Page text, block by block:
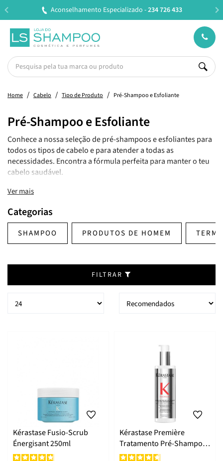
- 234 726 433 Entregas em 24H úteis. Oferta
Home Cabelo Tipo de Produto Pré-Shampoo e Esfoliante
Pré-Shampoo e Esfoliante
Conhece a nossa seleção de pré-shampoos e esfoliantes para
todos os tipos de cabelo e para atender a todas as
necessidades. Encontra a fórmula perfeita para manter o teu
cabelo saudável.
Ver mais
Categorias
SHAMPOO PRODUTOS DE HOMEM
FILTRAR
Kérastase Fusio-Scrub
Énergisant 250ml
Kérastase Première
Tratamento Pré-Shampoo
Reparador Descalcificante